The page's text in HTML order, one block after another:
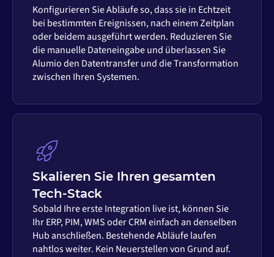
Konfigurieren Sie Abläufe so, dass sie in Echtzeit
bei bestimmten Ereignissen, nach einem Zeitplan
oder beidem ausgeführt werden. Reduzieren Sie
die manuelle Dateneingabe und überlassen Sie
Alumio den Datentransfer und die Transformation
zwischen Ihren Systemen.
Skalieren Sie Ihren gesamten
Tech-Stack
Sobald Ihre erste Integration live ist, können Sie
Ihr ERP, PIM, WMS oder CRM einfach an denselben
Hub anschließen. Bestehende Abläufe laufen
nahtlos weiter. Kein Neuerstellen von Grund auf.